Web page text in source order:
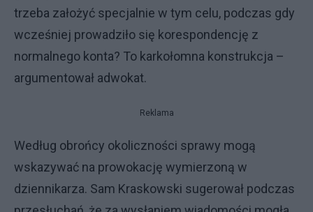
trzeba założyć specjalnie w tym celu, podczas gdy
wcześniej prowadziło się korespondencję z
normalnego konta? To karkołomna konstrukcja –
argumentował adwokat.
Reklama
Według obrońcy okoliczności sprawy mogą
wskazywać na prowokację wymierzoną w
dziennikarza. Sam Kraskowski sugerował podczas